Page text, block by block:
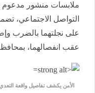
ملابسات منشور مدعوم
التواصل الاجتماعي،
على نجلتهما بالضرب
عقب انفصالهما،
الأمن يكشف تفاصيل واقعة